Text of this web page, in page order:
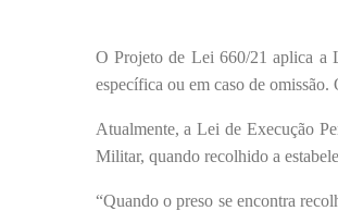
O Projeto de Lei 660/21 aplica a
específica ou em caso de omissão.
Atualmente, a Lei de Execução
Militar, quando recolhido a
“Quando o preso se encontra